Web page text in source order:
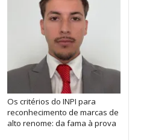
Os critérios do INPI para
reconhecimento de marcas de
alto renome: da fama à prova